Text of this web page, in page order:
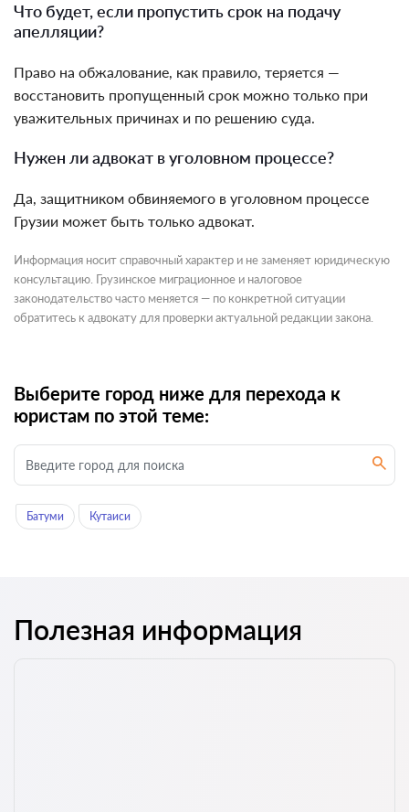
Что будет, если пропустить срок на подачу
апелляции?
Право на обжалование, как правило, теряется —
восстановить пропущенный срок можно только при
уважительных причинах и по решению суда.
Нужен ли адвокат в уголовном процессе?
Да, защитником обвиняемого в уголовном процессе
Грузии может быть только адвокат.
Информация носит справочный характер и не заменяет юридическую
консультацию. Грузинское миграционное и налоговое
законодательство часто меняется — по конкретной ситуации
обратитесь к адвокату для проверки актуальной редакции закона.
Выберите город ниже для перехода к
юристам по этой теме:
Батуми Кутаиси
Полезная информация